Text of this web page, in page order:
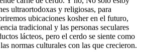
ultraortodoxas y religiosas, para
ubicaciones kosher en el futuro,
tradicional y las personas seculares
lácteos, pero el cerdo se siente como
normas culturales con las que crecieron.